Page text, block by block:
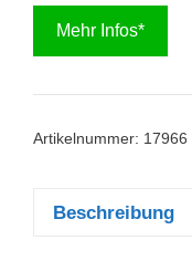
Mehr Infos*
Artikelnummer: 17966
Beschreibung